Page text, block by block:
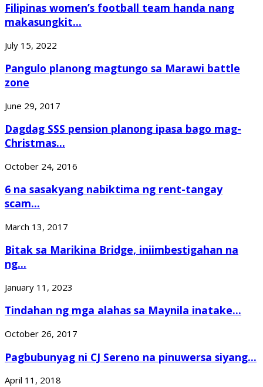
Filipinas women’s football team handa nang
makasungkit...
July 15, 2022
Pangulo planong magtungo sa Marawi battle
zone
June 29, 2017
Dagdag SSS pension planong ipasa bago mag-
Christmas...
October 24, 2016
6 na sasakyang nabiktima ng rent-tangay
scam...
March 13, 2017
Bitak sa Marikina Bridge, iniimbestigahan na
ng...
January 11, 2023
Tindahan ng mga alahas sa Maynila inatake...
October 26, 2017
Pagbubunyag ni CJ Sereno na pinuwersa siyang...
April 11, 2018